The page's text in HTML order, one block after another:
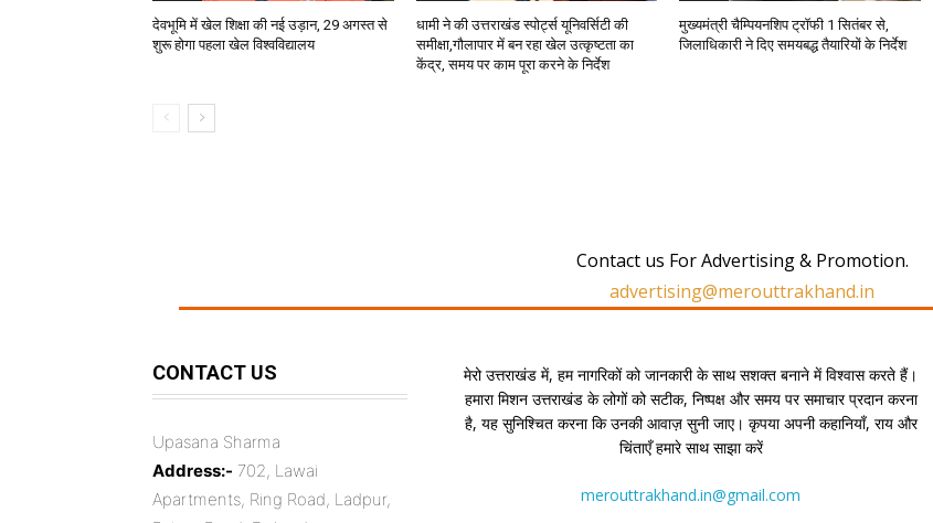
देवभूमि में खेल शिक्षा की नई उड़ान, 29 अगस्त से
शुरू होगा पहला खेल विश्वविद्यालय
धामी ने की उत्तराखंड स्पोर्ट्स यूनिवर्सिटी की
समीक्षा,गौलापार में बन रहा खेल उत्कृष्टता का
केंद्र, समय पर काम पूरा करने के निर्देश
मुख्यमंत्री चैम्पियनशिप ट्रॉफी 1 सितंबर से,
जिलाधिकारी ने दिए समयबद्ध तैयारियों के निर्देश
Contact us For Advertising & Promotion.
advertising@merouttrakhand.in
CONTACT US
Upasana Sharma
Address:- 702, Lawai
Apartments, Ring Road, Ladpur,
मेरो उत्तराखंड में, हम नागरिकों को जानकारी के साथ सशक्त बनाने में विश्वास करते हैं।
हमारा मिशन उत्तराखंड के लोगों को सटीक, निष्पक्ष और समय पर समाचार प्रदान करना
है, यह सुनिश्चित करना कि उनकी आवाज़ सुनी जाए। कृपया अपनी कहानियाँ, राय और
चिंताएँ हमारे साथ साझा करें
merouttrakhand.in@gmail.com